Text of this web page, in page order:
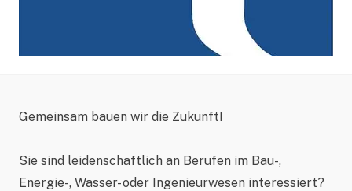
Gemeinsam bauen wir die Zukunft!
Sie sind leidenschaftlich an Berufen im Bau-,
Energie-, Wasser- oder Ingenieurwesen interessiert?